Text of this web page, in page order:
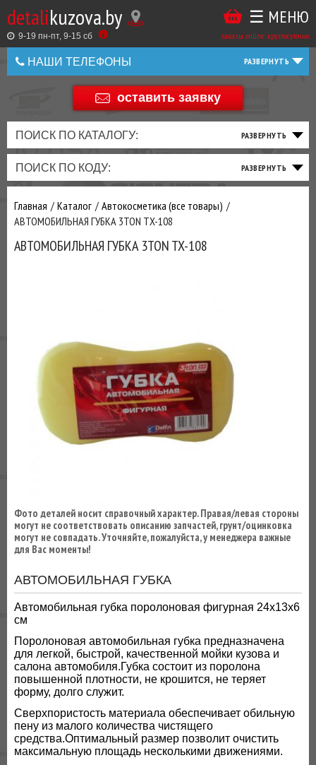
detalikuzova.by
9-19 пн-пт, 9-15 cб заказы online: круглосуточно
☰ МЕНЮ
НАШИ ТЕЛЕФОНЫ
+375 44 586 05 44
оставить заявку
ПОИСК ПО КАТАЛОГУ:
ПОИСК ПО КОДУ:
Главная Каталог
Автокосметика (все товары)
АВТОМОБИЛЬНАЯ ГУБКА 3TON TX-108
АВТОМОБИЛЬНАЯ ГУБКА 3TON TX-108
Фото деталей носит справочный характер. Правая/левая стороны
могут не соответствовать описанию запчастей, грунт/оцинковка
могут не совпадать. Уточняйте, пожалуйста, у менеджера важные
для Вас моменты!
АВТОМОБИЛЬНАЯ ГУБКА
Автомобильная губка поролоновая фигурная 24х13х6
см
Поролоновая автомобильная губка предназначена
для легкой, быстрой, качественной мойки кузова и
салона автомобиля.Губка состоит из поролона
повышенной плотности, не крошится, не теряет
форму, долго служит.
Сверхпористость материала обеспечивает обильную
пену из малого количества чистящего
средства.Оптимальный размер позволит очистить
максимальную площадь несколькими движениями.
Оставить
Оценить
товар
Купить
в
1
Беларусь
+375
+375
ТАКЖЕ
ВЫ
МОЖЕТЕ
У
ЗАКАЗАТЬ
ТО
ФИЛЬТРА
ТОРМОЗНАЯ
СИСТЕМА
ПОДВЕСКА
РУЛЕВОЕ
ТРАНСМИССИЯ
ПРИВОД
ДВИГАТЕЛЬ
ВЫХЛОП
ЭЛЕКТРИКА
ОСВЕЩЕНИЕ
ДОБАВИВ
МАСЛАИ ДРУГИЕ